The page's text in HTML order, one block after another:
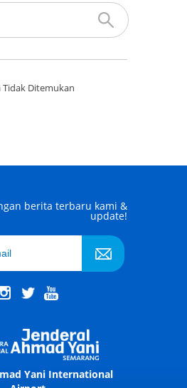
Tidak Ditemukan
berita terbaru kami &
update!
Yani International